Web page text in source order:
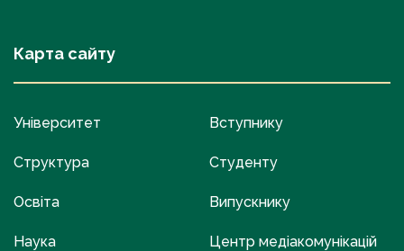
Карта сайту
Університет
Структура
Освіта
Наука
Вступнику
Студенту
Випускнику
Центр медіакомунікацій